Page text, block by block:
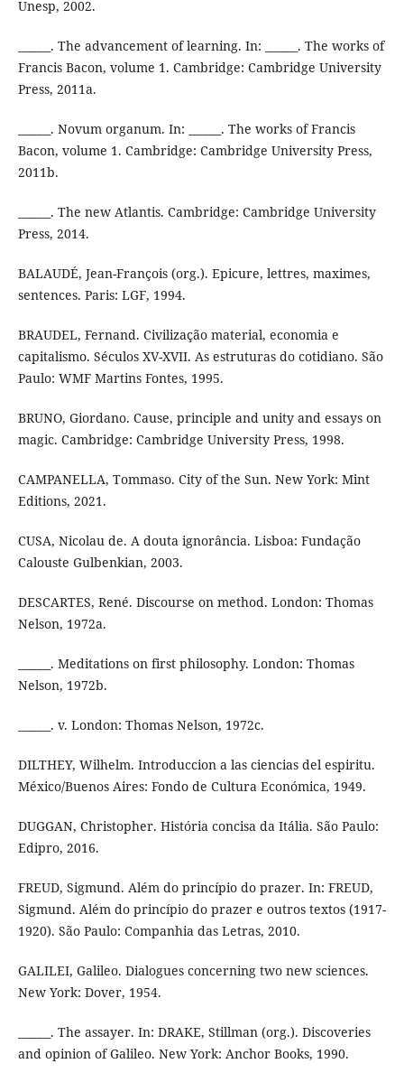
Unesp, 2002.
______. The advancement of learning. In: ______. The works of
Francis Bacon, volume 1. Cambridge: Cambridge University
Press, 2011a.
______. Novum organum. In: ______. The works of Francis
Bacon, volume 1. Cambridge: Cambridge University Press,
2011b.
______. The new Atlantis. Cambridge: Cambridge University
Press, 2014.
BALAUDÉ, Jean-François (org.). Epicure, lettres, maximes,
sentences. Paris: LGF, 1994.
BRAUDEL, Fernand. Civilização material, economia e
capitalismo. Séculos XV-XVII. As estruturas do cotidiano. São
Paulo: WMF Martins Fontes, 1995.
BRUNO, Giordano. Cause, principle and unity and essays on
magic. Cambridge: Cambridge University Press, 1998.
CAMPANELLA, Tommaso. City of the Sun. New York: Mint
Editions, 2021.
CUSA, Nicolau de. A douta ignorância. Lisboa: Fundação
Calouste Gulbenkian, 2003.
DESCARTES, René. Discourse on method. London: Thomas
Nelson, 1972a.
______. Meditations on first philosophy. London: Thomas
Nelson, 1972b.
______. v. London: Thomas Nelson, 1972c.
DILTHEY, Wilhelm. Introduccion a las ciencias del espiritu.
México/Buenos Aires: Fondo de Cultura Económica, 1949.
DUGGAN, Christopher. História concisa da Itália. São Paulo:
Edipro, 2016.
FREUD, Sigmund. Além do princípio do prazer. In: FREUD,
Sigmund. Além do princípio do prazer e outros textos (1917-
1920). São Paulo: Companhia das Letras, 2010.
GALILEI, Galileo. Dialogues concerning two new sciences.
New York: Dover, 1954.
______. The assayer. In: DRAKE, Stillman (org.). Discoveries
and opinion of Galileo. New York: Anchor Books, 1990.